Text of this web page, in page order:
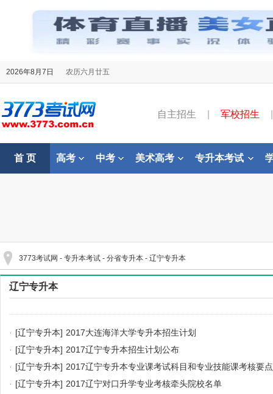
2026年8月7日 农历六月廿五
自主招生 军校招生
首 页 高考 中考 美术高考 专升本考试
3773考试网 - 专升本考试 - 分省专升本 - 辽宁专升本
辽宁专升本
· [辽宁专升本] 2017大连海洋大学专升本招生计划
· [辽宁专升本] 2017辽宁专升本招生计划公布
· [辽宁专升本] 2017辽宁专升本专业课考试科目和专业技能课考核要点
· [辽宁专升本] 2017辽宁对口升学专业考核牵头院校名单